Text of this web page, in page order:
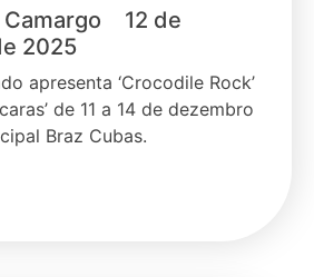
12 de
2025
apresenta ‘Crocodile Rock’
de 11 a 14 de dezembro
Braz Cubas.